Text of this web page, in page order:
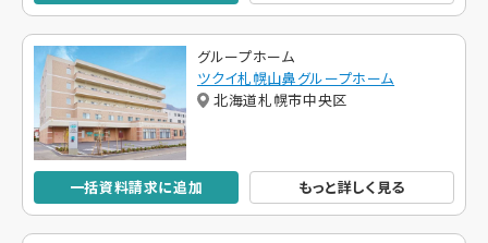
グループホーム
ツクイ札幌山鼻グループホーム
北海道札幌市中央区
一括資料請求に追加 もっと詳しく見る